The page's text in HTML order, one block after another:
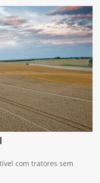
com tratores sem